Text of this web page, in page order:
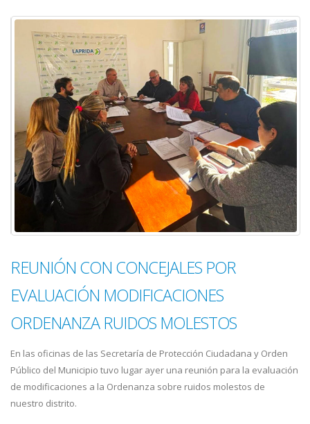
REUNIÓN CON CONCEJALES POR
EVALUACIÓN MODIFICACIONES
ORDENANZA RUIDOS MOLESTOS
En las oficinas de las Secretaría de Protección Ciudadana y Orden
Público del Municipio tuvo lugar ayer una reunión para la evaluación
de modificaciones a la Ordenanza sobre ruidos molestos de
nuestro distrito.